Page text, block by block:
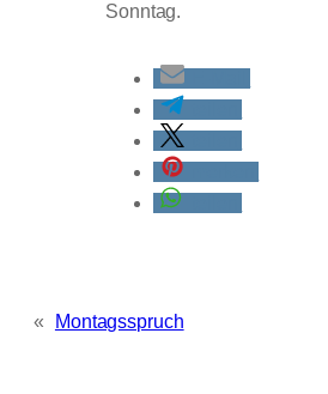
Sonntag.
« Montagsspruch